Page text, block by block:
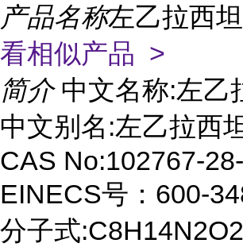
产品名称左乙拉西
看相似产品 >
简介 中文名称:左乙
中文别名:左乙拉西
CAS No:102767-
EINECS号：600-
分子式:C8H14N2O2